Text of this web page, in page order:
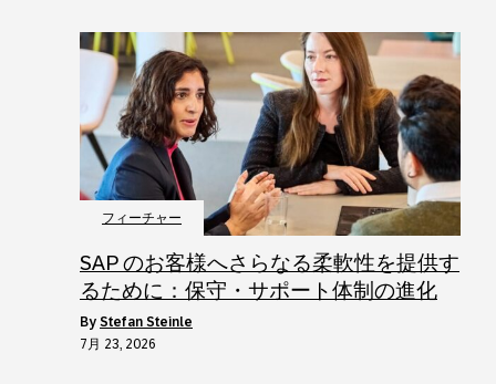
フィーチャー
SAP のお客様へさらなる柔軟性を提供す
るために：保守・サポート体制の進化
by Stefan Steinle
7月 23, 2026